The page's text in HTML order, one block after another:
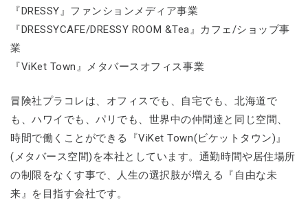
『DRESSY』ファンションメディア事業
『DRESSYCAFE/DRESSY ROOM &Tea』カフェ/ショップ事
業
『ViKet Town』メタバースオフィス事業
冒険社プラコレは、オフィスでも、自宅でも、北海道で
も、ハワイでも、パリでも、世界中の仲間達と同じ空間、
時間で働くことができる『ViKet Town(ビケットタウン)』
(メタバース空間)を本社としています。通勤時間や居住場所
の制限をなくす事で、人生の選択肢が増える『自由な未
来』を目指す会社です。